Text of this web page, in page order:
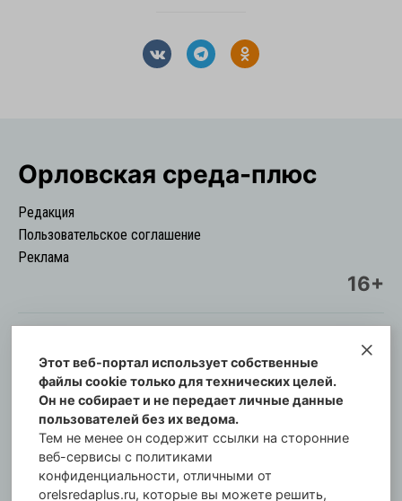
Орловская cреда-плюс
Редакция
Пользовательское соглашение
Реклама
16+
© Информационный городской портал
Орловская cреда-плюс, 2021-2026
Свидетельство о регистрации СМИ: ПИ №57-
00254 от 29 октября 2013 г.
Газета зарегистрирована Управлением
Федеральной службы по надзору в сфере связи,
информационных технологий и массовых
Этот веб-портал использует собственные
файлы cookie только для технических целей.
Он не собирает и не передает личные данные
пользователей без их ведома.
Тем не менее он содержит ссылки на сторонние
веб-сервисы с политиками
конфиденциальности, отличными от
orelsredaplus.ru, которые вы можете решить,